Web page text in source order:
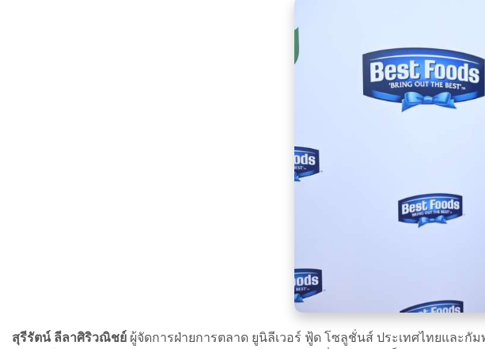
สุรีรัตน์ ลีลาศิริวณิชย์ ผู้จัดการฝ่ายการตลาด ยูนิลีเวอร์ ฟู้ด โซลูชั่นส์ ประเทศไทยและกั